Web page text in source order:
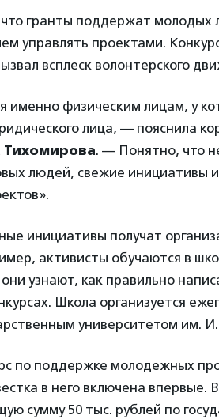
гранты поддержат молодых
управлять проектами.
всплеск волонтерского
именно физическим лицам, у
лица, — пояснила
Тихомирова. — Понятно, что
людей, свежие инициативы
инициативы получат
активисты обучаются в
узнают, как правильно
Школа организуется
университетом им.
по поддержке молодежных
в него включена впервые.
сумму 50 тыс. рублей по